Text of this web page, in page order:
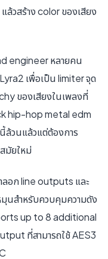
วสร้าง color ของเสียง
engineer หลายคน
เพื่อเป็น limiter จุด
ของเสียงในเพลงที่
hip-hop metal edm
ล้วนแล้วแต่ต้องการ
มัยใหม่
ลอก line outputs และ
นสําหรับควบคุมความดัง
up to 8 additional
ที่สามารถใช้ AES3